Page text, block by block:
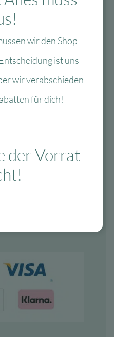
wir den Shop
ist uns
wir verabschieden
für dich!
der Vorrat